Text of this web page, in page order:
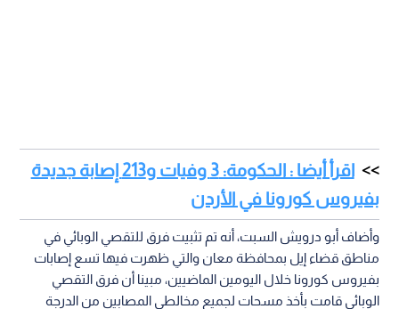
اقرأ أيضا : الحكومة: 3 وفيات و213 إصابة جديدة
بفيروس كورونا في الأردن
وأضاف أبو درويش السبت، أنه تم تثبيت فرق للتقصي الوبائي في
مناطق قضاء إيل بمحافظة معان والتي ظهرت فيها تسع إصابات
بفيروس كورونا خلال اليومين الماضيين، مبينا أن فرق التقصي
الوبائي قامت بأخذ مسحات لجميع مخالطي المصابين من الدرجة